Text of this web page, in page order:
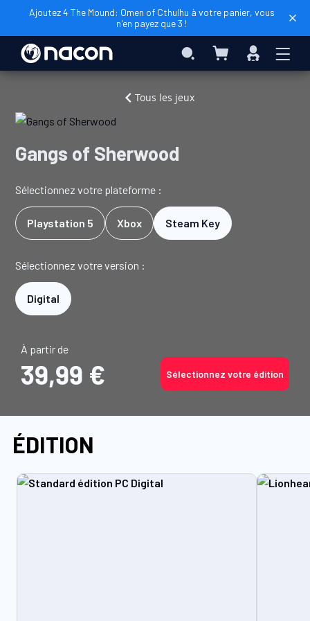
Ajoutez 4 The Mound: Omen of Cthulhu à votre panier, vous
n'en payez que 3 !
RechercherMon panierConnexion
Accueil
JeuxTous les jeuxGangs
Gangs of Sherwood
Sélectionnez votre plateforme :
Playstation 5 Xbox Steam Key
Sélectionnez votre version :
Digital
À partir de
39,99 € Sélectionnez votre édition
ÉDITION